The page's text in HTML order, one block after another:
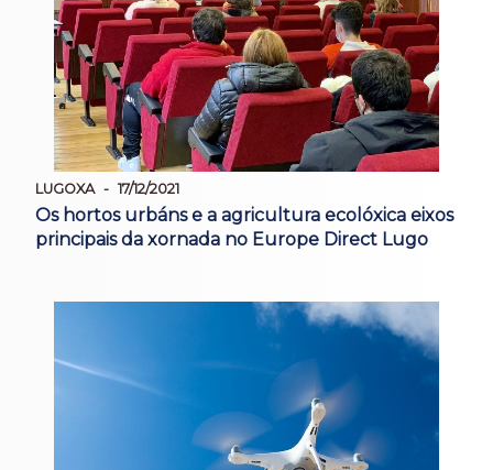
LUGOXA 17/12/2021
Os hortos urbáns e a agricultura ecolóxica eixos
principais da xornada no Europe Direct Lugo